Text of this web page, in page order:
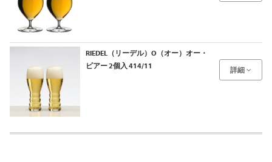
RIEDEL（リーデル）O（オー）オー・
ビアー 2個入 414/11
詳細